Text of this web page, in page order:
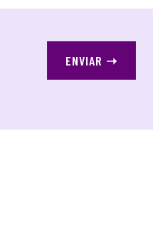
ENVIAR ➝